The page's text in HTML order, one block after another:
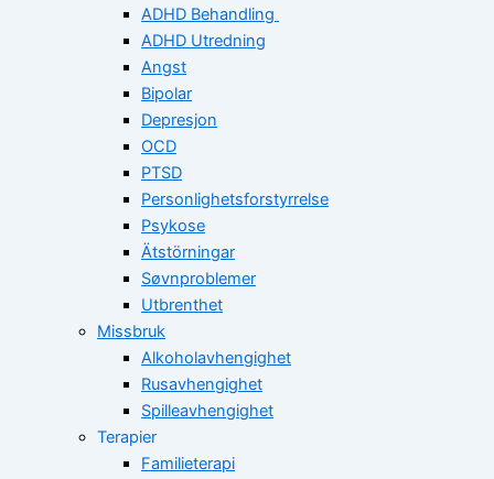
ADHD Behandling
ADHD Utredning
Angst
Bipolar
Depresjon
OCD
PTSD
Personlighetsforstyrrelse
Psykose
Ätstörningar
Søvnproblemer
Utbrenthet
Missbruk
Alkoholavhengighet
Rusavhengighet
Spilleavhengighet
Terapier
Familieterapi